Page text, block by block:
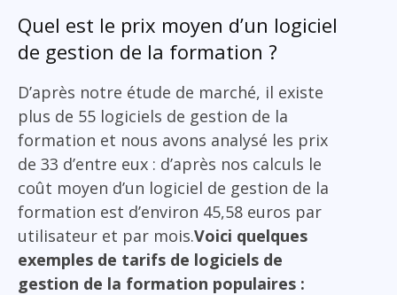
Quel est le prix moyen d’un logiciel
de gestion de la formation ?
D’après notre étude de marché, il existe
plus de 55 logiciels de gestion de la
formation et nous avons analysé les prix
de 33 d’entre eux : d’après nos calculs le
coût moyen d’un logiciel de gestion de la
formation est d’environ 45,58 euros par
utilisateur et par mois.Voici quelques
exemples de tarifs de logiciels de
gestion de la formation populaires :